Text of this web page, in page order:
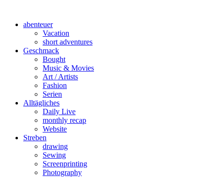
abenteuer
Vacation
short adventures
Geschmack
Bought
Music & Movies
Art / Artists
Fashion
Serien
Alltägliches
Daily Live
monthly recap
Website
Streben
drawing
Sewing
Screenprinting
Photography